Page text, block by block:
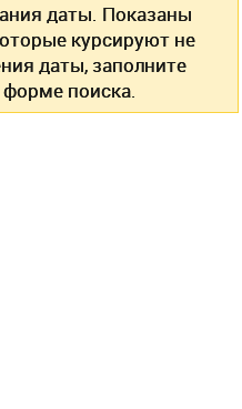
даты. Показаны
курсируют не
даты, заполните
поиска.